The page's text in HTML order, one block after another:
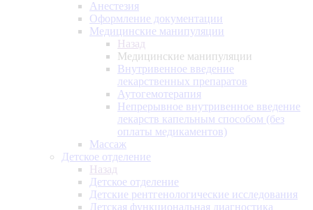
Анестезия
Оформление документации
Медицинские манипуляции
Назад
Медицинские манипуляции
Внутривенное введение
лекарственных препаратов
Аутогемотерапия
Непрерывное внутривенное введение
лекарств капельным способом (без
оплаты медикаментов)
Массаж
Детское отделение
Назад
Детское отделение
Детские рентгенологические исследования
Детская функциональная диагностика